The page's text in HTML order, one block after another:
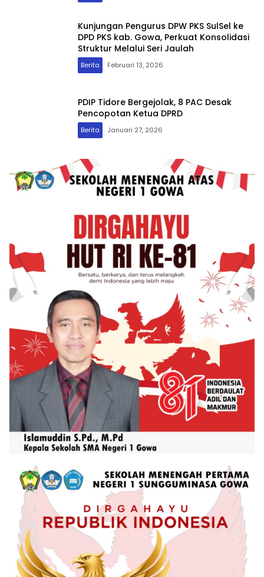
Kunjungan Pengurus DPW PKS SulSel ke
DPD PKS kab. Gowa, Perkuat Konsolidasi
Struktur Melalui Seri Jaulah
Berita Februari 13, 2026
PDIP Tidore Bergejolak, 8 PAC Desak
Pencopotan Ketua DPRD
Berita Januari 27, 2026